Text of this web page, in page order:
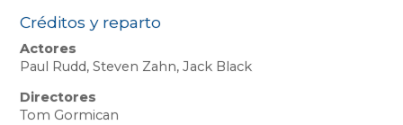
Créditos y reparto
Actores
Paul Rudd, Steven Zahn, Jack Black
Directores
Tom Gormican